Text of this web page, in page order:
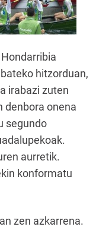
hitzorduan,
irabazi zuten
denbora onena
segundo
aurretik.
konformatu
zen azkarrena.